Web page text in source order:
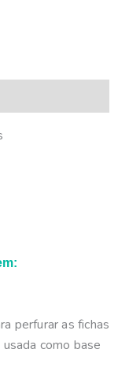
perfurar as fichas
como base